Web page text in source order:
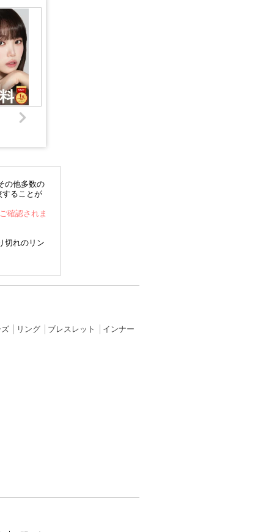
の他多数の
することが
確認されま
切れのリン
リング ブレスレット
インナー